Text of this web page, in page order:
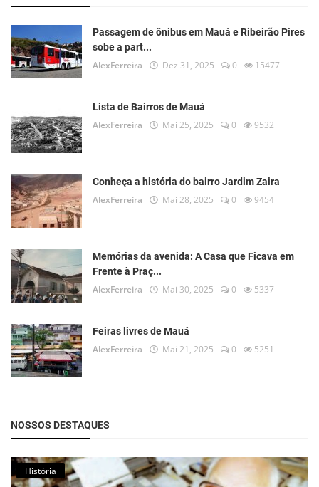
Passagem de ônibus em Mauá e Ribeirão Pires
sobe a part...
AlexFerreira Dez 31, 2025 0 15477
Lista de Bairros de Mauá
AlexFerreira Mai 25, 2025 0 9532
Conheça a história do bairro Jardim Zaira
AlexFerreira Mai 28, 2025 0 9454
Memórias da avenida: A Casa que Ficava em
Frente à Praç...
AlexFerreira Mai 30, 2025 0 5337
Feiras livres de Mauá
AlexFerreira Mai 21, 2025 0 5251
NOSSOS DESTAQUES
História